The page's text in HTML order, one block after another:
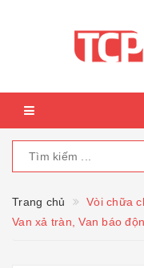
Trang chủ
Vòi chữa
Van xả tràn, Van báo